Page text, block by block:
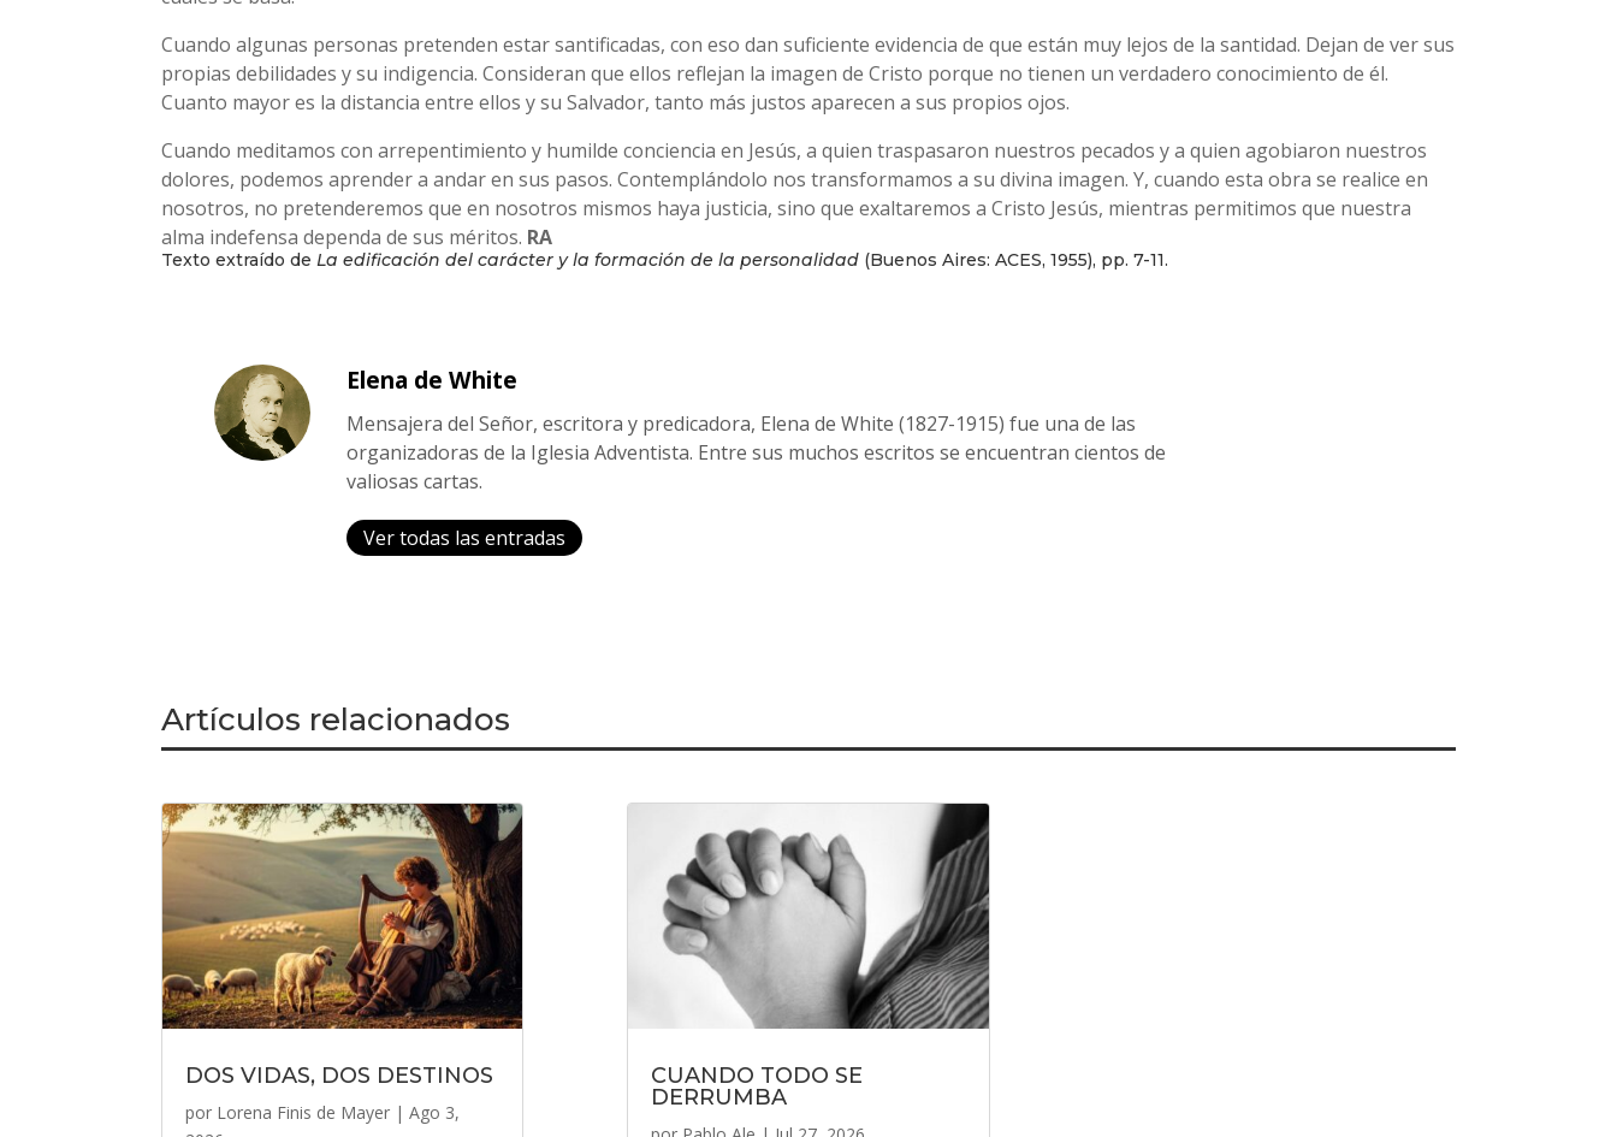
Cuando algunas personas pretenden estar santificadas, con eso dan suficiente evidencia de que están muy lejos de la santidad. Dejan de ver sus
propias debilidades y su indigencia. Consideran que ellos reflejan la imagen de Cristo porque no tienen un verdadero conocimiento de él.
Cuanto mayor es la distancia entre ellos y su Salvador, tanto más justos aparecen a sus propios ojos.
Cuando meditamos con arrepentimiento y humilde conciencia en Jesús, a quien traspasaron nuestros pecados y a quien agobiaron nuestros
dolores, podemos aprender a andar en sus pasos. Contemplándolo nos transformamos a su divina imagen. Y, cuando esta obra se realice en
nosotros, no pretenderemos que en nosotros mismos haya justicia, sino que exaltaremos a Cristo Jesús, mientras permitimos que nuestra
alma indefensa dependa de sus méritos. RA
Texto extraído deLa edificación del carácter y la formación de la personalidad (Buenos Aires: ACES, 1955), pp. 7-11.
Elena de White
Mensajera del Señor, escritora y predicadora, Elena de White (1827-1915) fue una de las
organizadoras de la Iglesia Adventista. Entre sus muchos escritos se encuentran cientos de
valiosas cartas.
Ver todas las entradas
Artículos relacionados
DOS VIDAS, DOS DESTINOS
por Lorena Finis de Mayer |Ago 3,
CUANDO TODO SE
DERRUMBA